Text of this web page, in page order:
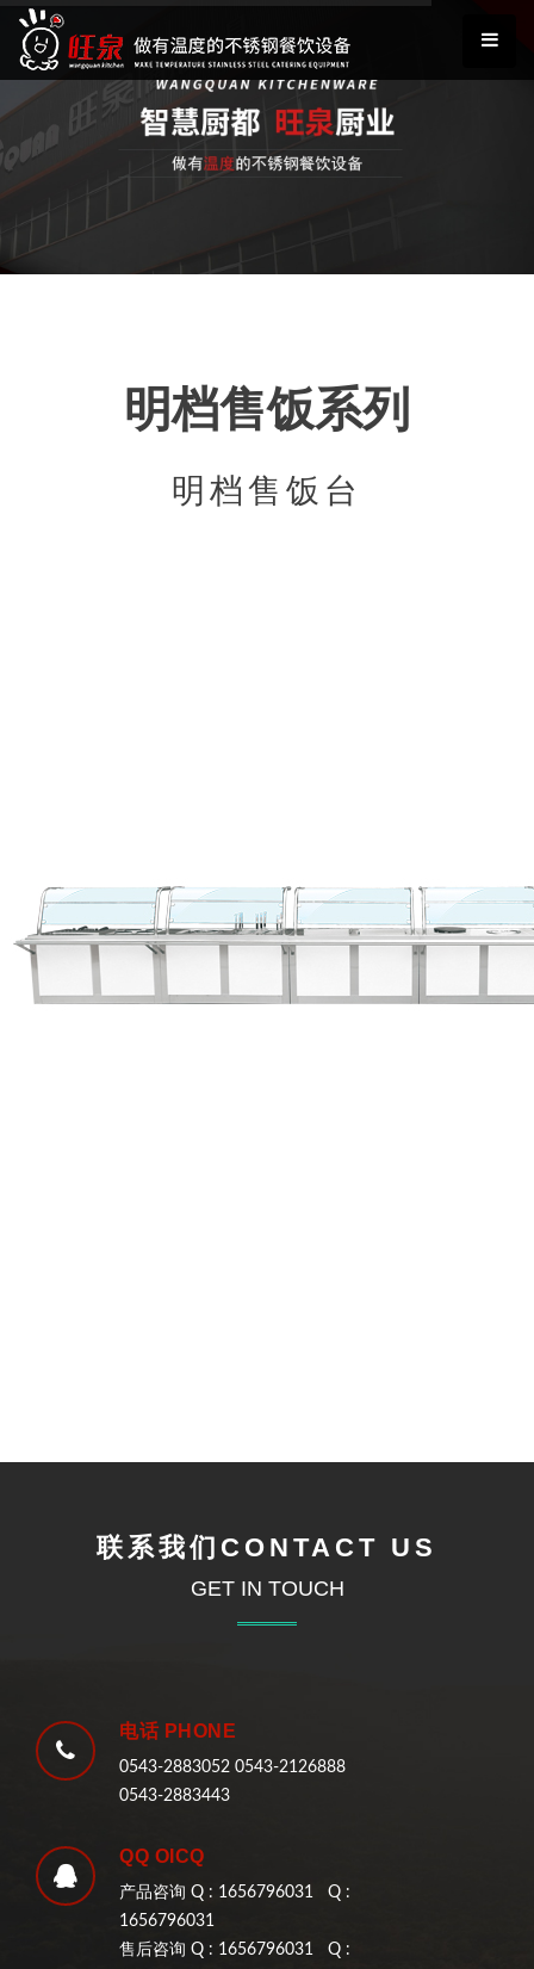
明档售饭系列
明档售饭台
联系我们CONTACT US
GET IN TOUCH
电话 PHONE
0543-2883052 0543-2126888
0543-2883443
QQ OICQ
产品咨询 Q : 1656796031 Q :
1656796031
售后咨询 Q : 1656796031 Q :